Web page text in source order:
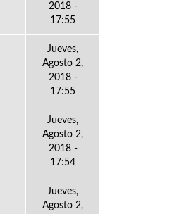
2018 -
17:55
Jueves,
Agosto 2,
2018 -
17:55
Jueves,
Agosto 2,
2018 -
17:54
Jueves,
Agosto 2,